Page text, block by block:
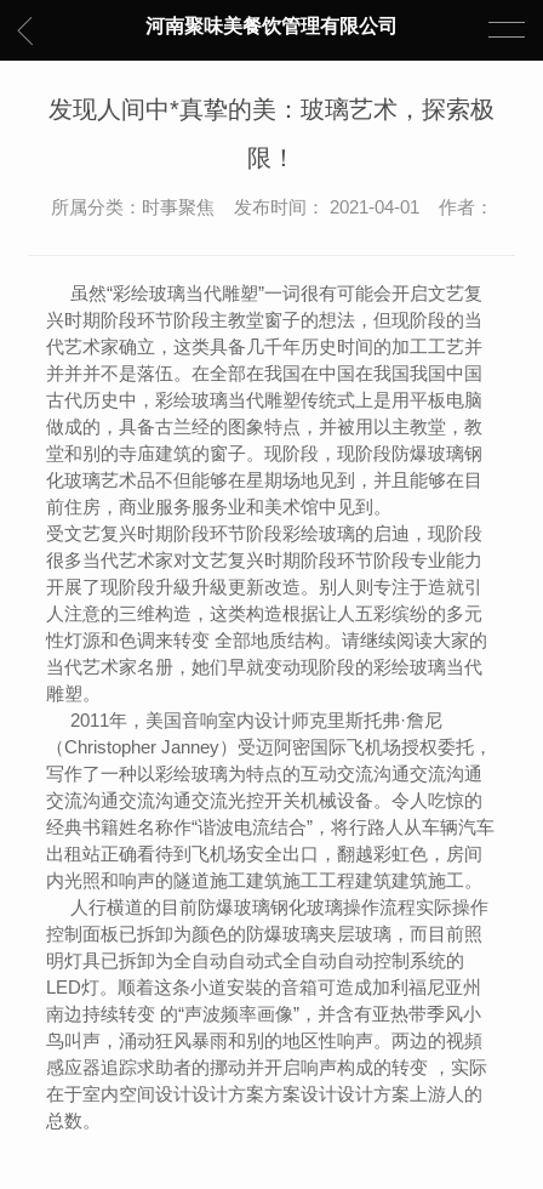
河南聚味美餐饮管理有限公司
发现人间中*真挚的美：玻璃艺术，探索极
限！
所属分类：时事聚焦 发布时间： 2021-04-01 作者：
虽然“彩绘玻璃当代雕塑”一词很有可能会开启文艺复
兴时期阶段环节阶段主教堂窗子的想法，但现阶段的当
代艺术家确立，这类具备几千年历史时间的加工工艺并
并并并不是落伍。在全部在我国在中国在我国我国中国
古代历史中，彩绘玻璃当代雕塑传统式上是用平板电脑
做成的，具备古兰经的图象特点，并被用以主教堂，教
堂和别的寺庙建筑的窗子。现阶段，现阶段防爆玻璃钢
化玻璃艺术品不但能够在星期场地见到，并且能够在目
前住房，商业服务服务业和美术馆中见到。
受文艺复兴时期阶段环节阶段彩绘玻璃的启迪，现阶段
很多当代艺术家对文艺复兴时期阶段环节阶段专业能力
开展了现阶段升級升級更新改造。别人则专注于造就引
人注意的三维构造，这类构造根据让人五彩缤纷的多元
性灯源和色调来转变 全部地质结构。请继续阅读大家的
当代艺术家名册，她们早就变动现阶段的彩绘玻璃当代
雕塑。
2011年，美国音响室内设计师克里斯托弗·詹尼
（Christopher Janney）受迈阿密国际飞机场授权委托，
写作了一种以彩绘玻璃为特点的互动交流沟通交流沟通
交流沟通交流沟通交流光控开关机械设备。令人吃惊的
经典书籍姓名称作“谐波电流结合”，将行路人从车辆汽车
出租站正确看待到飞机场安全出口，翻越彩虹色，房间
内光照和响声的隧道施工建筑施工工程建筑建筑施工。
人行横道的目前防爆玻璃钢化玻璃操作流程实际操作
控制面板已拆卸为颜色的防爆玻璃夹层玻璃，而目前照
明灯具已拆卸为全自动自动式全自动自动控制系统的
LED灯。顺着这条小道安裝的音箱可造成加利福尼亚州
南边持续转变 的“声波频率画像”，并含有亚热带季风小
鸟叫声，涌动狂风暴雨和别的地区性响声。两边的视頻
感应器追踪求助者的挪动并开启响声构成的转变 ，实际
在于室内空间设计设计方案方案设计设计方案上游人的
总数。